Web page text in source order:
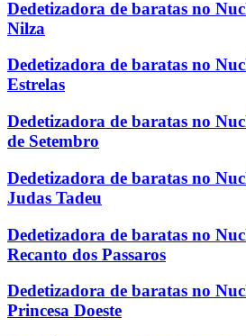
Dedetizadora de baratas no
Nilza
Dedetizadora de baratas no
Estrelas
Dedetizadora de baratas no
de Setembro
Dedetizadora de baratas no
Judas Tadeu
Dedetizadora de baratas no
Recanto dos Passaros
Dedetizadora de baratas no
Princesa Doeste